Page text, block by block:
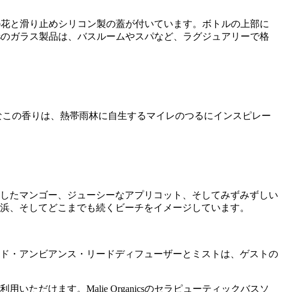
と滑り止めシリコン製の蓋が付いています。ボトルの上部に
ガラス製品は、バスルームやスパなど、ラグジュアリーで格
の香りは、熱帯雨林に自生するマイレのつるにインスピレー
たマンゴー、ジューシーなアプリコット、そしてみずみずしい
そしてどこまでも続くビーチをイメージしています。
・アンビアンス・リードディフューザーとミストは、ゲストの
いただけます。Malie Organicsのセラピューティックバスソ